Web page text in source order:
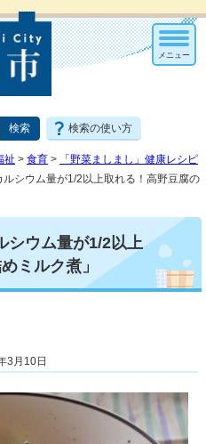
検索の使い方
メニュー
祉 > 食育 >
「野菜ましまし」健康レシピ
シウム量が1/2以上取れる！高野豆腐の
シウム量が1/2以上
ミルク煮」
3月10日